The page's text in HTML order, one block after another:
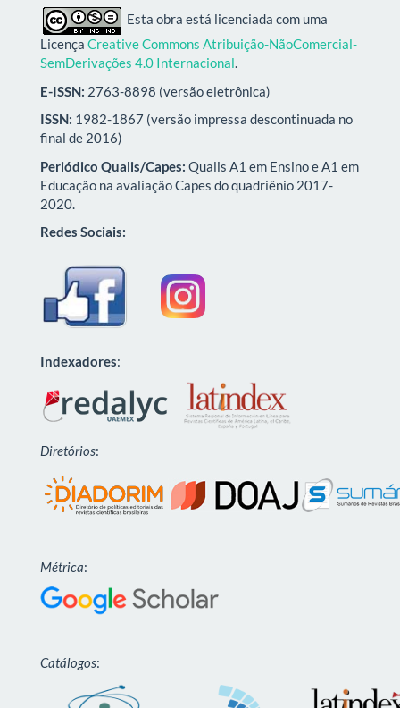
Esta obra está licenciada com uma
Licença Creative Commons Atribuição-NãoComercial-
SemDerivações 4.0 Internacional.
E-ISSN: 2763-8898 (versão eletrônica)
ISSN: 1982-1867 (versão impressa descontinuada no
final de 2016)
Periódico Qualis/Capes: Qualis A1 em Ensino e A1 em
Educação na avaliação Capes do quadriênio 2017-
2020.
Redes Sociais:
Indexadores:
Diretórios:
Métrica:
Catálogos: